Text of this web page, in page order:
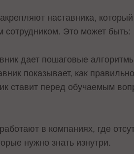
наставника,
сотрудником. Это может быть:
дает пошаговые
показывает, как
ставит перед обучаемым
в компаниях, где
нужно знать изнутри.